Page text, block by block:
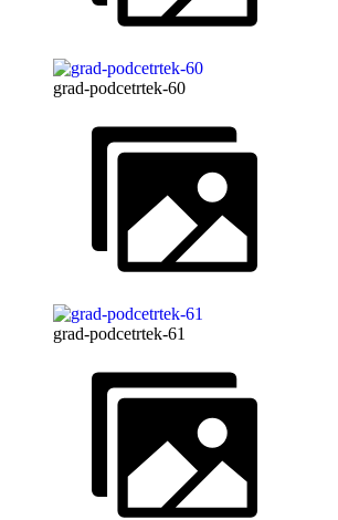
grad-podcetrtek-60
grad-podcetrtek-61